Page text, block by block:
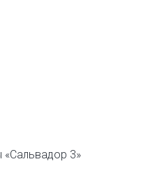
3»